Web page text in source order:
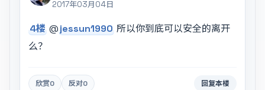
2017年03月04日
4楼 @jessun1990 所以你到底可以安全的离开
么？
欣赏0 反对0 回复本楼